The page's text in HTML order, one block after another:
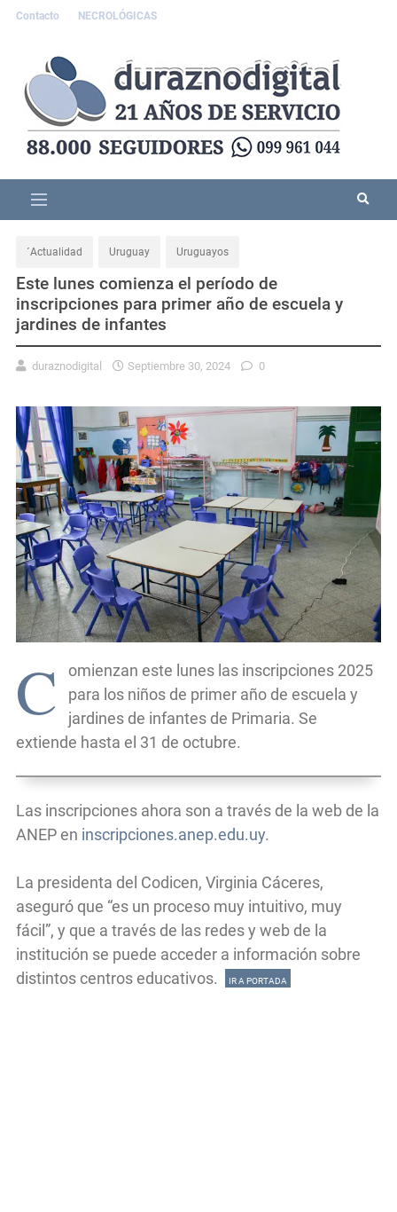
Contacto NECROLÓGICAS
´Actualidad Uruguay Uruguayos
Este lunes comienza el período de
inscripciones para primer año de escuela y
jardines de infantes
duraznodigital Septiembre 30, 2024 0
C
omienzan este lunes las inscripciones 2025
para los niños de primer año de escuela y
jardines de infantes de Primaria. Se
extiende hasta el 31 de octubre.
Las inscripciones ahora son a través de la web de la
ANEP en inscripciones.anep.edu.uy.
La presidenta del Codicen, Virginia Cáceres,
aseguró que “es un proceso muy intuitivo, muy
fácil”, y que a través de las redes y web de la
institución se puede acceder a información sobre
distintos centros educativos.
IR A PORTADA